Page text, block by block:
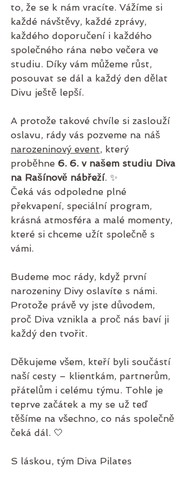
to, že se k nám vracíte. Vážíme si
každé návštěvy, každé zprávy,
každého doporučení i každého
společného rána nebo večera ve
studiu. Díky vám můžeme růst,
posouvat se dál a každý den dělat
Divu ještě lepší.
A protože takové chvíle si zaslouží
oslavu, rády vás pozveme na náš
narozeninový event, který
proběhne 6. 6. v našem studiu Diva
na Rašínově nábřeží. ✨
Čeká vás odpoledne plné
překvapení, speciální program,
krásná atmosféra a malé momenty,
které si chceme užít společně s
vámi.
Budeme moc rády, když první
narozeniny Divy oslavíte s námi.
Protože právě vy jste důvodem,
proč Diva vznikla a proč nás baví ji
každý den tvořit.
Děkujeme všem, kteří byli součástí
naší cesty – klientkám, partnerům,
přátelům i celému týmu. Tohle je
teprve začátek a my se už teď
těšíme na všechno, co nás společně
čeká dál. 🤍
S láskou, tým Diva Pilates